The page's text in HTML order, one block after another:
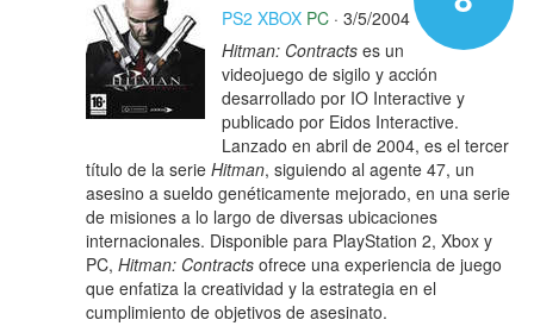
PS2 XBOX PC · 3/5/2004
Hitman: Contracts es un
videojuego de sigilo y acción
desarrollado por IO Interactive y
publicado por Eidos Interactive.
Lanzado en abril de 2004, es el tercer
título de la serieHitman, siguiendo al agente 47, un
asesino a sueldo genéticamente mejorado, en una serie
de misiones a lo largo de diversas ubicaciones
internacionales. Disponible para PlayStation 2, Xbox y
PC,Hitman: Contracts ofrece una experiencia de juego
que enfatiza la creatividad y la estrategia en el
cumplimiento de objetivos de asesinato.